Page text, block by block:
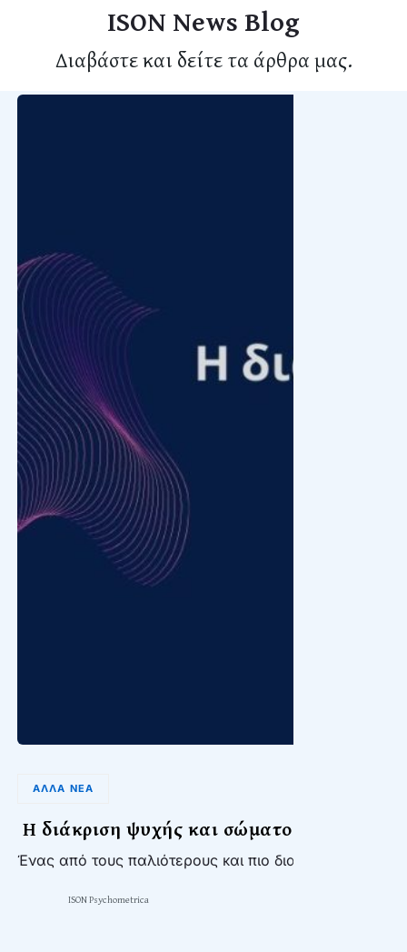
ISON News Blog
Διαβάστε και δείτε τα άρθρα μας.
ΆΛΛΑ ΝΈΑ
Η διάκριση ψυχής και σώματος μέσα από
Ένας από τους παλιότερους και πιο διαδεδομένους
ISON Psychometrica